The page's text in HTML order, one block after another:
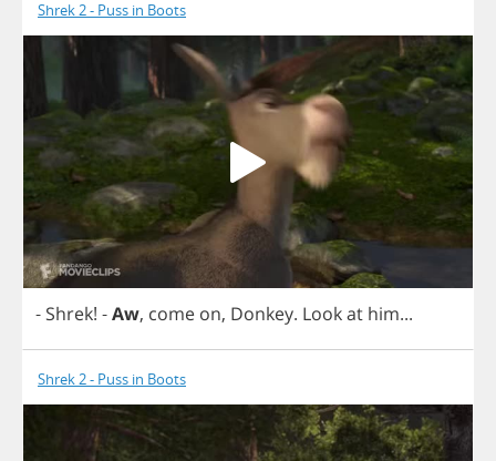
Shrek 2 - Puss in Boots
- Shrek! -Aw, come on, Donkey. Lookat him...
Shrek 2 - Puss in Boots